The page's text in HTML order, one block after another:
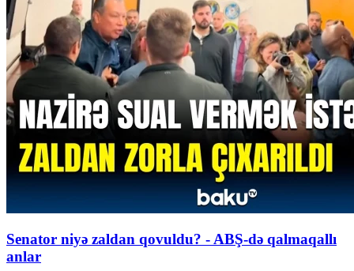
Senator niyə zaldan qovuldu? - ABŞ-də qalmaqallı
anlar